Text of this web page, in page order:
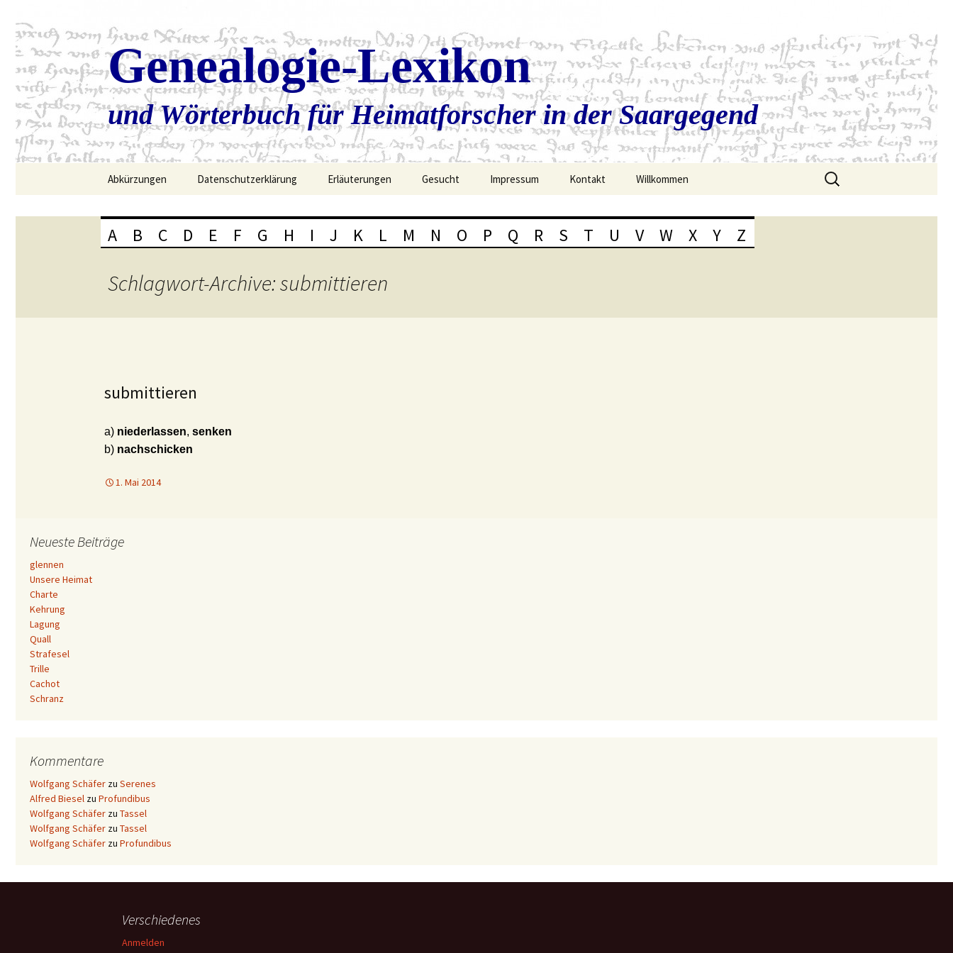
Genealogie-Lexikon
und Wörterbuch für Heimatforscher in der Saargegend
Abkürzungen Datenschutzerklärung Erläuterungen Gesucht Impressum Kontakt Willkommen
Suchen
nach:
A B C D E F G H I J K L M N O P Q R S T U V W X Y Z
Schlagwort-Archive: submittieren
submittieren
a) niederlassen, senken
b) nachschicken
1. Mai 2014
Neueste Beiträge
glennen
Unsere Heimat
Charte
Kehrung
Lagung
Quall
Strafesel
Trille
Cachot
Schranz
Kommentare
Wolfgang Schäfer zu Serenes
Alfred Biesel zu Profundibus
Wolfgang Schäfer zu Tassel
Wolfgang Schäfer zu Tassel
Wolfgang Schäfer zu Profundibus
Verschiedenes
Anmelden